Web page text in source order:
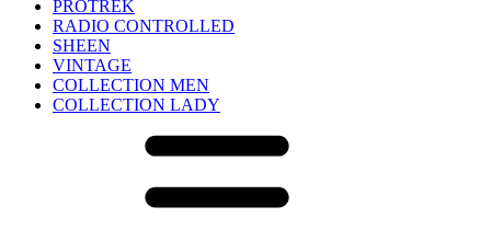
PROTREK
RADIO CONTROLLED
SHEEN
VINTAGE
COLLECTION MEN
COLLECTION LADY